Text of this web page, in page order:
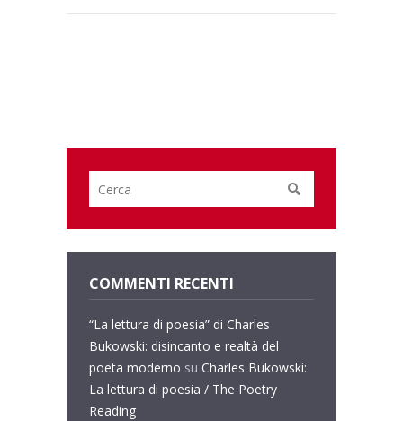
COMMENTI RECENTI
“La lettura di poesia” di Charles
Bukowski: disincanto e realtà del
poeta moderno su Charles Bukowski:
La lettura di poesia / The Poetry
Reading